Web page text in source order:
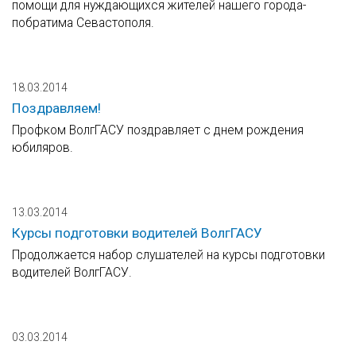
помощи для нуждающихся жителей нашего города-
побратима Севастополя.
18.03.2014
Поздравляем!
Профком ВолгГАСУ поздравляет с днем рождения
юбиляров.
13.03.2014
Курсы подготовки водителей ВолгГАСУ
Продолжается набор слушателей на курсы подготовки
водителей ВолгГАСУ.
03.03.2014